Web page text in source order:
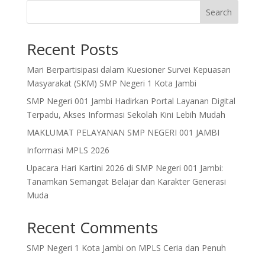
Search
Recent Posts
Mari Berpartisipasi dalam Kuesioner Survei Kepuasan
Masyarakat (SKM) SMP Negeri 1 Kota Jambi
SMP Negeri 001 Jambi Hadirkan Portal Layanan Digital
Terpadu, Akses Informasi Sekolah Kini Lebih Mudah
MAKLUMAT PELAYANAN SMP NEGERI 001 JAMBI
Informasi MPLS 2026
Upacara Hari Kartini 2026 di SMP Negeri 001 Jambi:
Tanamkan Semangat Belajar dan Karakter Generasi
Muda
Recent Comments
SMP Negeri 1 Kota Jambi on MPLS Ceria dan Penuh